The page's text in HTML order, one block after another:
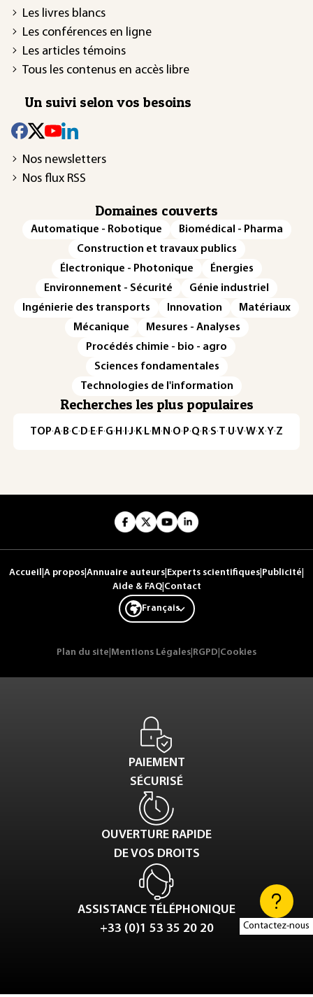
Contactez-nous
Les livres blancs
Les conférences en ligne
Les articles témoins
Tous les contenus en accès libre
Un suivi selon vos besoins
Nos newsletters
Nos flux RSS
Domaines couverts
Automatique - Robotique
Biomédical - Pharma
Construction et travaux publics
Électronique - Photonique
Énergies
Environnement - Sécurité
Génie industriel
Ingénierie des transports
Innovation
Matériaux
Mécanique
Mesures - Analyses
Procédés chimie - bio - agro
Sciences fondamentales
Technologies de l'information
Recherches les plus populaires
TOP·A·B·C· D· E· F·G· H · ·J· K· L· M · N ·O· P·Q· R·S·T·U·V·W·X·Y·Z
Accueil A propos Annuaire auteurs Experts scientifiques Publicité
Aide & FAQ| Contact
Français
Plan du site Mentions Légales RGPD Cookies
PAIEMENT
SÉCURISÉ
OUVERTURE RAPIDE
DE VOS DROITS
ASSISTANCE TÉLÉPHONIQUE
+33 (0)1 53 35 20 20